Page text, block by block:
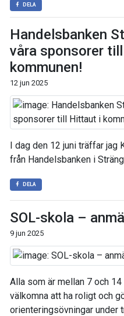
DELA
Handelsbanken
våra sponsorer
kommunen!
12 jun 2025
I dag den 12 juni träffar jag
från Handelsbanken i
DELA
SOL-skola –
9 jun 2025
Alla som är mellan 7 och
välkomna att ha roligt och
orienteringsövningar under